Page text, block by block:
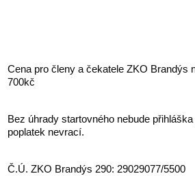
Cena pro členy a čekatele ZKO Brandýs
700kč
Bez úhrady startovného nebude
poplatek nevrací.
Č.Ú. ZKO Brandýs 290: 29029077/5500